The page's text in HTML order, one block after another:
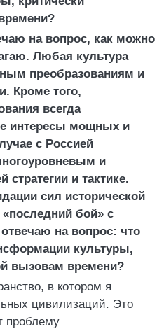
на вопрос, как можно
Любая культура
преобразованиям и
Кроме того,
всегда
интересы мощных и
с Россией
и
и тактике.
сил исторической
бой» с
на вопрос: что
культуры,
вызовам времени?
в котором я
цивилизаций. Это
проблему